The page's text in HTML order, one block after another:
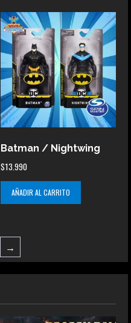
Batman / Nightwing
$13.990
AÑADIR AL CARRITO
→